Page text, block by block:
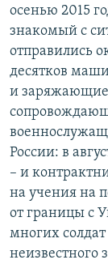
осенью 2015
знакомый с
отправились
десятков
и
России: в
– и
на учения на
от границы с
многих
неизвестного